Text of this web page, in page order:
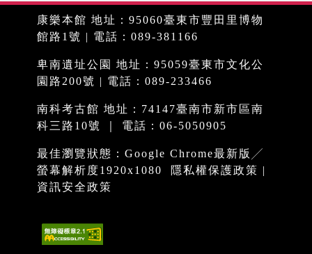
康樂本館 地址：95060臺東市豐田里博物
館路1號 | 電話：089-381166
卑南遺址公園 地址：95059臺東市文化公
園路200號 | 電話：089-233466
南科考古館 地址：74147臺南市新市區南
科三路10號 ｜ 電話：06-5050905
最佳瀏覽狀態：Google Chrome最新版╱
螢幕解析度1920x1080
隱私權保護政策 |
資訊安全政策